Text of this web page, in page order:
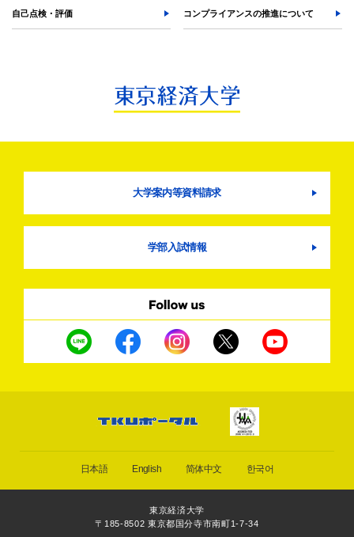
自己点検・評価 コンプライアンスの推進について
大学案内等資料請求
学部入試情報
日本語 English 简体中文 한국어
東京経済大学
〒185-8502 東京都国分寺市南町1-7-34